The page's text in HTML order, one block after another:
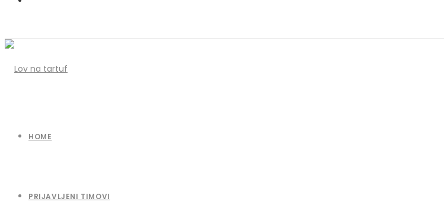
HOME
PRIJAVLJENI TIMOVI